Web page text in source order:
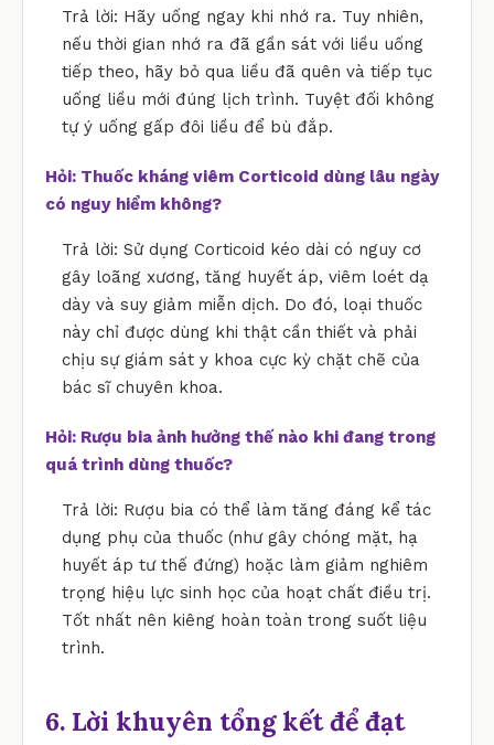
Trả lời: Hãy uống ngay khi nhớ ra. Tuy nhiên,
nếu thời gian nhớ ra đã gần sát với liều uống
tiếp theo, hãy bỏ qua liều đã quên và tiếp tục
uống liều mới đúng lịch trình. Tuyệt đối không
tự ý uống gấp đôi liều để bù đắp.
Hỏi: Thuốc kháng viêm Corticoid dùng lâu ngày
có nguy hiểm không?
Trả lời: Sử dụng Corticoid kéo dài có nguy cơ
gây loãng xương, tăng huyết áp, viêm loét dạ
dày và suy giảm miễn dịch. Do đó, loại thuốc
này chỉ được dùng khi thật cần thiết và phải
chịu sự giám sát y khoa cực kỳ chặt chẽ của
bác sĩ chuyên khoa.
Hỏi: Rượu bia ảnh hưởng thế nào khi đang trong
quá trình dùng thuốc?
Trả lời: Rượu bia có thể làm tăng đáng kể tác
dụng phụ của thuốc (như gây chóng mặt, hạ
huyết áp tư thế đứng) hoặc làm giảm nghiêm
trọng hiệu lực sinh học của hoạt chất điều trị.
Tốt nhất nên kiêng hoàn toàn trong suốt liệu
trình.
6. Lời khuyên tổng kết để đạt